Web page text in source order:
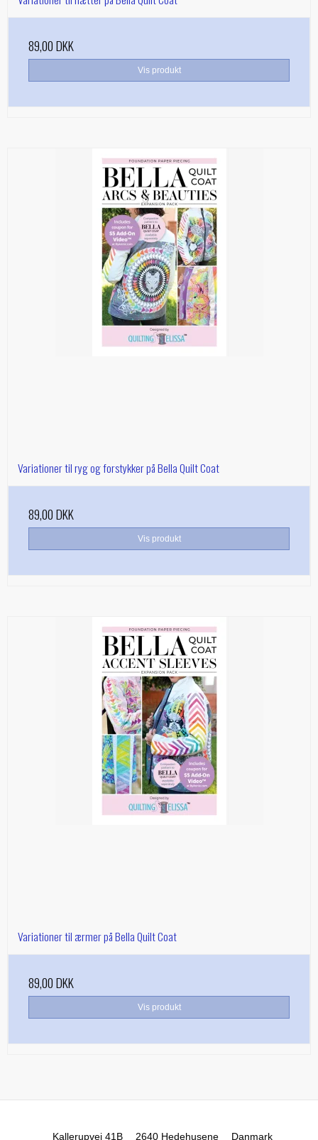
89,00 DKK
Vis produkt
Variationer til ryg og forstykker på Bella Quilt Coat
89,00 DKK
Vis produkt
Variationer til ærmer på Bella Quilt Coat
89,00 DKK
Vis produkt
Kallerupvej 41B 2640 Hedehusene Danmark